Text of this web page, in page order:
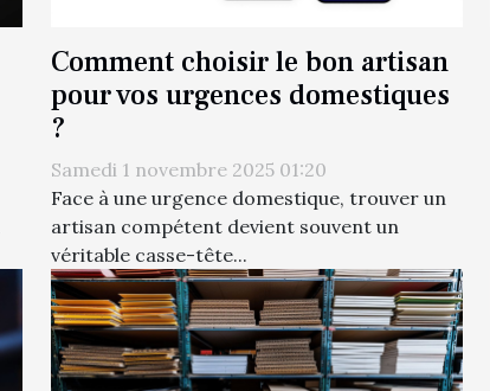
Comment choisir le bon artisan
pour vos urgences domestiques
?
Samedi 1 novembre 2025 01:20
Face à une urgence domestique, trouver un
artisan compétent devient souvent un
véritable casse-tête...